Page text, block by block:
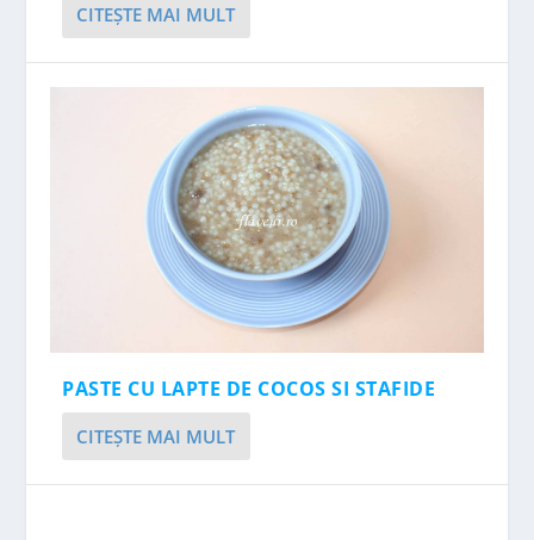
CITEŞTE MAI MULT
PASTE CU LAPTE DE COCOS SI STAFIDE
CITEŞTE MAI MULT